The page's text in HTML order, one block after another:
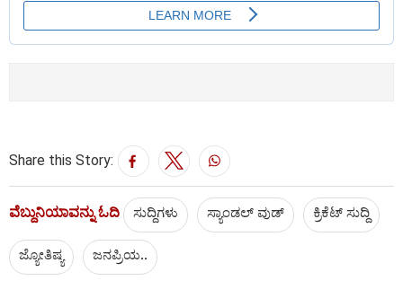
Share this Story:
ವೆಬ್ದುನಿಯಾವನ್ನು ಓದಿ ಸುದ್ದಿಗಳು ಸ್ಯಾಂಡಲ್ ವುಡ್ ಕ್ರಿಕೆಟ್‌ ಸುದ್ದಿ
ಜ್ಯೋತಿಷ್ಯ ಜನಪ್ರಿಯ..